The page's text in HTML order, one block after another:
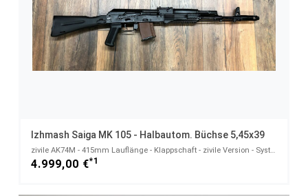
Izhmash Saiga MK 105 - Halbautom. Büchse 5,45x39
zivile AK74M - 415mm Lauflänge - Klappschaft - zivile Version - System AK74 AK47 - 5,45x39
4.999,00 €*1